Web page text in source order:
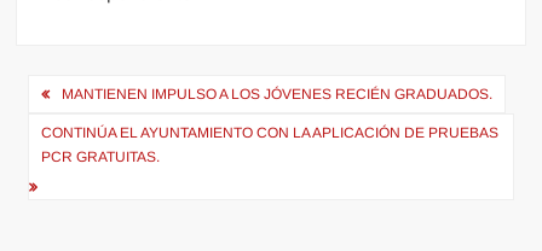
Navegación
de
entradas
MANTIENEN IMPULSO A LOS JÓVENES RECIÉN GRADUADOS.
CONTINÚA EL AYUNTAMIENTO CON LA APLICACIÓN DE PRUEBAS
PCR GRATUITAS.